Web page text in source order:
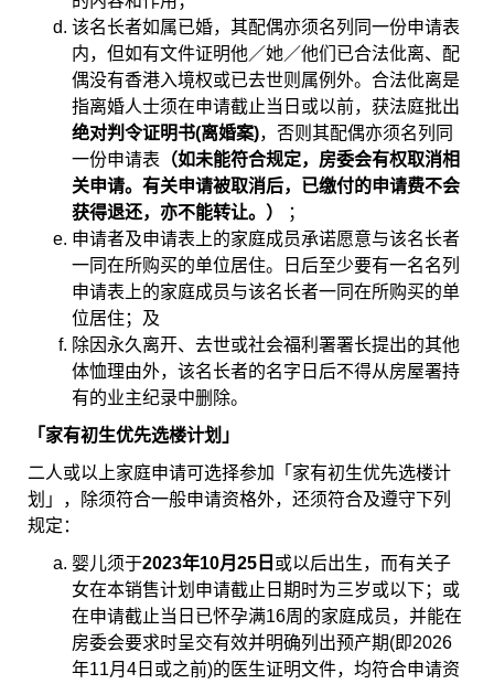
该名长者如属已婚，其配偶亦须名列同一份申请表
内，但如有文件证明他／她／他们已合法仳离、配
偶没有香港入境权或已去世则属例外。合法仳离是
指离婚人士须在申请截止当日或以前，获法庭批出
绝对判令证明书(离婚案)，否则其配偶亦须名列同
一份申请表 （如未能符合规定，房委会有权取消相
关申请。有关申请被取消后，已缴付的申请费不会
获得退还，亦不能转让。）
；
申请者及申请表上的家庭成员承诺愿意与该名长者
一同在所购买的单位居住。日后至少要有一名名列
申请表上的家庭成员与该名长者一同在所购买的单
位居住；及
除因永久离开、去世或社会福利署署长提出的其他
体恤理由外，该名长者的名字日后不得从房屋署持
有的业主纪录中删除。
「家有初生优先选楼计划」
二人或以上家庭申请可选择参加「家有初生优先选楼计
划」，除须符合一般申请资格外，还须符合及遵守下列
规定：
婴儿须于2023年10月25日 或以后出生，而有关子
女在本销售计划申请截止日期时为三岁或以下；或
在申请截止当日已怀孕满16周的家庭成员，并能在
房委会要求时呈交有效并明确列出预产期(即2026
年11月4日或之前)的医生证明文件，均符合申请资